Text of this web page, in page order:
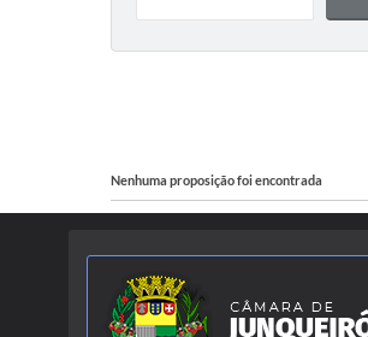
Nenhuma proposição foi encontrada